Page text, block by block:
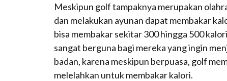
Meskipun golf tampaknya merupakan
dan melakukan ayunan dapat membakar
bisa membakar sekitar 300 hingga 500
sangat berguna bagi mereka yang ingin
badan, karena meskipun berpuasa, golf
melelahkan untuk membakar kalori.